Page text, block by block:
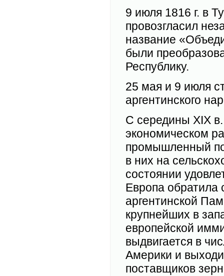
9 июля 1816 г. в
провозгласил
название
были
Республику.
25 мая и 9 июля
аргентинского
С середины XIX
экономическом
промышленный
в них на
состоянии
Европа обратила
аргентинской
крупнейших в
европейской
выдвигается в
Америки и
поставщиков